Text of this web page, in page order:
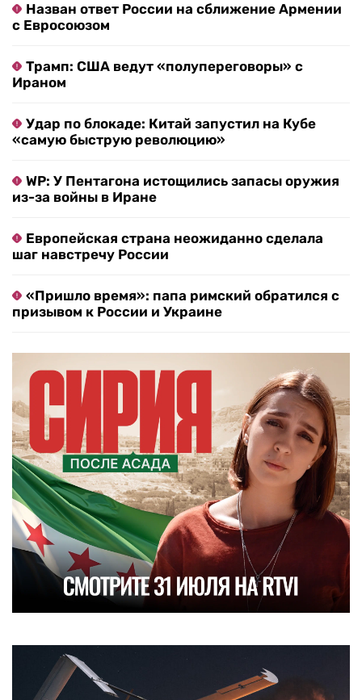
Назван ответ России на сближение Армении
с Евросоюзом
Трамп: США ведут «полупереговоры» с
Ираном
Удар по блокаде: Китай запустил на Кубе
«самую быструю революцию»
WP: У Пентагона истощились запасы оружия
из-за войны в Иране
Европейская страна неожиданно сделала
шаг навстречу России
«Пришло время»: папа римский обратился с
призывом к России и Украине